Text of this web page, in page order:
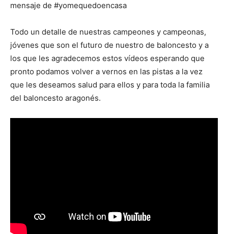
mensaje de #yomequedoencasa
Todo un detalle de nuestras campeones y campeonas,
jóvenes que son el futuro de nuestro de baloncesto y a
los que les agradecemos estos vídeos esperando que
pronto podamos volver a vernos en las pistas a la vez
que les deseamos salud para ellos y para toda la familia
del baloncesto aragonés.